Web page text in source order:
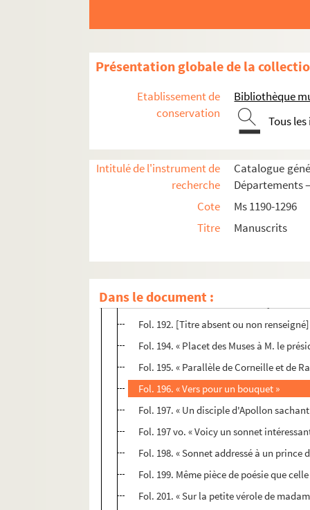
Présentation globale de la
Etablissement de
conservation
Bibliothèque
Tous
Intitulé de l'instrument de
recherche
Catalogue
Départements
Cote
Ms 1190-1296
Titre
Manuscrits
Dans le document :
Fol. 175. « Coppie de la dernière lettre
Fol. 177. « Sur divers événemens du
Fol. 179 vo. [Titre absent ou non
Fol. 180 vo. « Sur les quatre âges de la
Fol. 183. « Pour monseigneur le duc
Fol. 184. « A mademoiselle de Fontenu.
Fol. 188. « Sur l'air des
Fol. 189. [Titre absent ou non renseigné]
Fol. 190. « Pour Son Altesse Royale
Fol. 192. [Titre absent ou non renseigné]
Fol. 194. « Placet des Muses à M. le
Fol. 195. « Parallèle de Corneille et de
Fol. 196. « Vers pour un bouquet »
Fol. 197. « Un disciple d'Apollon
Fol. 197 vo. « Voicy un sonnet
Fol. 198. « Sonnet addressé à un
Fol. 199. Même pièce de poésie que
Fol. 201. « Sur la petite vérole de